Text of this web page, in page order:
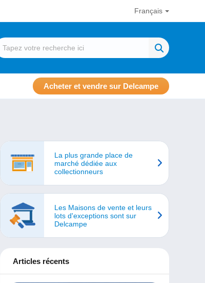
Français
Acheter et vendre sur Delcampe
La plus grande place de
marché dédiée aux
collectionneurs
Les Maisons de vente et leurs
lots d'exceptions sont sur
Delcampe
Articles récents